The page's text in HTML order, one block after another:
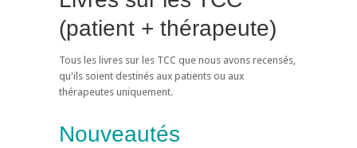
(patient + thérapeute)
Tous les livres sur les TCC que nous avons recensés,
qu'ils soient destinés aux patients ou aux
thérapeutes uniquement.
Nouveautés